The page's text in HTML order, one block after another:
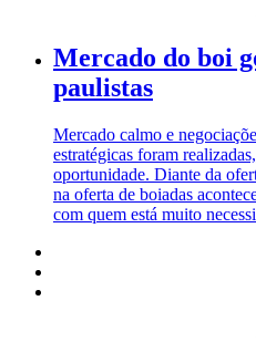
Mercado do boi
paulistas
Mercado calmo e
estratégicas foram
oportunidade. Diante da
na oferta de boiadas
com quem está muito